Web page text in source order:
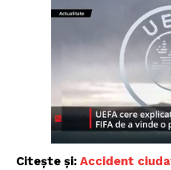
Citește și: Accident